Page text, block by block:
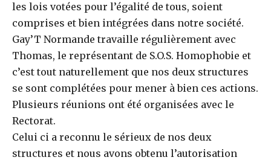
les lois votées pour l’égalité de tous, soient
comprises et bien intégrées dans notre société.
Gay’T Normande travaille régulièrement avec
Thomas, le représentant de S.O.S. Homophobie et
c’est tout naturellement que nos deux structures
se sont complétées pour mener à bien ces actions.
Plusieurs réunions ont été organisées avec le
Rectorat.
Celui ci a reconnu le sérieux de nos deux
structures et nous avons obtenu l’autorisation